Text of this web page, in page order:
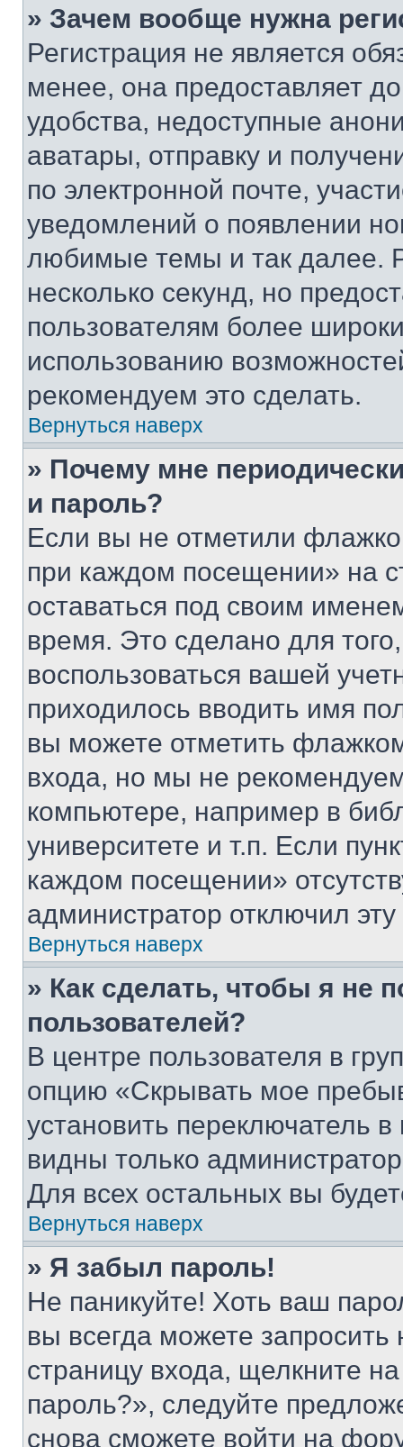
» Зачем вообще нужна
Регистрация не является
менее, она предоставляет
удобства, недоступные
аватары, отправку и
по электронной почте,
уведомлений о появлении
любимые темы и так далее.
несколько секунд, но
пользователям более
использованию
рекомендуем это сделать.
Вернуться наверх
» Почему мне
и пароль?
Если вы не отметили
при каждом посещении» на
оставаться под своим
время. Это сделано для
воспользоваться вашей
приходилось вводить имя
вы можете отметить
входа, но мы не
компьютере, например в
университете и т.п. Если
каждом посещении»
администратор отключил
Вернуться наверх
» Как сделать, чтобы я не
пользователей?
В центре пользователя в
опцию «Скрывать мое
установить переключатель
видны только
Для всех остальных вы
Вернуться наверх
» Я забыл пароль!
Не паникуйте! Хоть ваш
вы всегда можете
страницу входа, щелкните
пароль?», следуйте
снова сможете войти на